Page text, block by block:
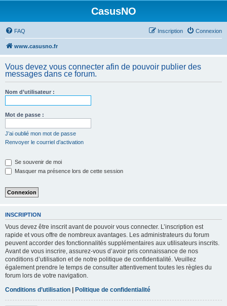
CasusNO
FAQ Connexion
Inscription
www.casusno.fr
Vous devez vous connecter afin de pouvoir publier des
messages dans ce forum.
Nom d’utilisateur :
Mot de passe :
J’ai oublié mon mot de passe
Renvoyer le courriel d’activation
Se souvenir de moi
Masquer ma présence lors de cette session
INSCRIPTION
Vous devez être inscrit avant de pouvoir vous connecter. L’inscription est
rapide et vous offre de nombreux avantages. Les administrateurs du forum
peuvent accorder des fonctionnalités supplémentaires aux utilisateurs inscrits.
Avant de vous inscrire, assurez-vous d’avoir pris connaissance de nos
conditions d’utilisation et de notre politique de confidentialité. Veuillez
également prendre le temps de consulter attentivement toutes les règles du
forum lors de votre navigation.
Conditions d’utilisation | Politique de confidentialité